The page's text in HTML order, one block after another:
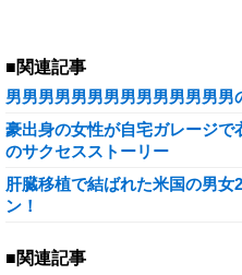
■関連記事
男男男男男男男男男男男男男男
豪出身の女性が自宅ガレージで
のサクセスストーリー
肝臓移植で結ばれた米国の男
ン！
■関連記事